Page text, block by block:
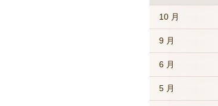
10 月
9 月
6 月
5 月